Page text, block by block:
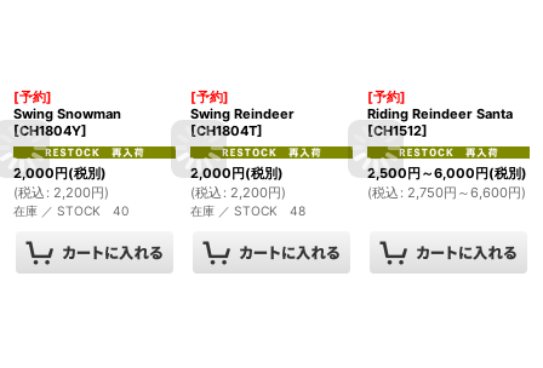
[予約]
Swing Snowman
[CH1804Y]
2,000 円 (税別)
(税込 : 2,200円)
在庫 ／ STOCK 40
[予約]
Swing Reindeer
[CH1804T]
2,000 円 (税別)
(税込 : 2,200円)
在庫 ／ STOCK 48
[予約]
Riding Reindeer Santa
[CH1512]
2,500 円 ～6,000 円 (税別)
(税込 : 2,750円 ～6,600円)